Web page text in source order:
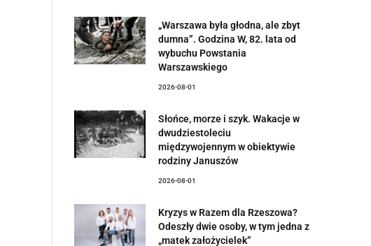
„Warszawa była głodna, ale zbyt
dumna”. Godzina W, 82. lata od
wybuchu Powstania
Warszawskiego
2026-08-01
Słońce, morze i szyk. Wakacje w
dwudziestoleciu
międzywojennym w obiektywie
rodziny Januszów
2026-08-01
Kryzys w Razem dla Rzeszowa?
Odeszły dwie osoby, w tym jedna z
„matek założycielek”